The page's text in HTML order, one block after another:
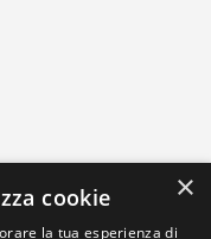
×
cookie
la tua esperienza di